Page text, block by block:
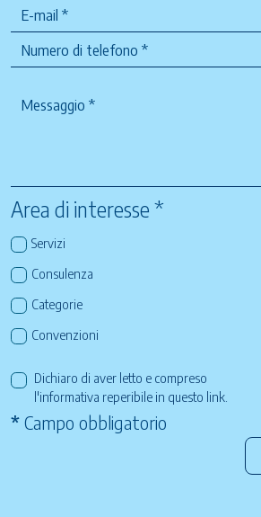
Area di interesse *
Servizi
Consulenza
Categorie
Convenzioni
Dichiaro di aver letto e compreso
l'informativa reperibile in questo link
* Campo obbligatorio